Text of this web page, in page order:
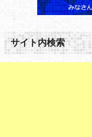
サイト内検索